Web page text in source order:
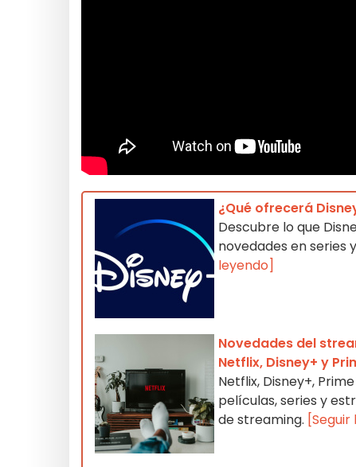
¿Qué ofrecerá
Descubre lo que
novedades en series
leyendo]
Novedades del
Netflix, Disney+ y
Netflix, Disney+,
películas, series y
de streaming.